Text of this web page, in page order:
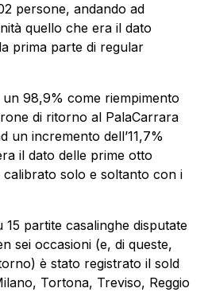
persone, andando ad
quello che era il dato
prima parte di regular
98,9% come riempimento
di ritorno al PalaCarrara
un incremento dell’11,7%
il dato delle prime otto
solo e soltanto con i
15 partite casalinghe disputate
sei occasioni (e, di queste,
è stato registrato il sold
Tortona, Treviso, Reggio